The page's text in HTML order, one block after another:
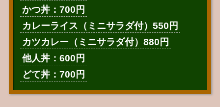
かつ丼：700円
カレーライス（ミニサラダ付）550円
カツカレー（ミニサラダ付）880円
他人丼：600円
どて丼：700円